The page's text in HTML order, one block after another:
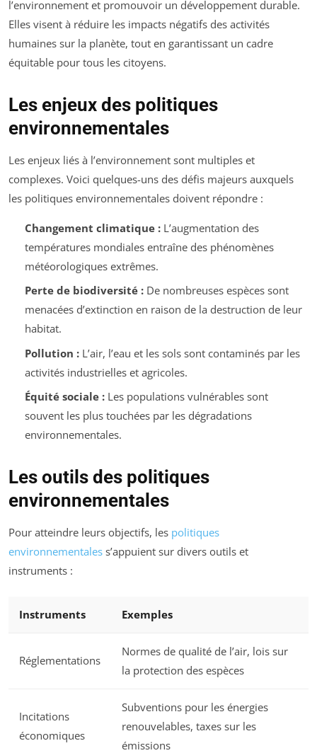
l’environnement et promouvoir un développement durable.
Elles visent à réduire les impacts négatifs des activités
humaines sur la planète, tout en garantissant un cadre
équitable pour tous les citoyens.
Les enjeux des politiques
environnementales
Les enjeux liés à l’environnement sont multiples et
complexes. Voici quelques-uns des défis majeurs auxquels
les politiques environnementales doivent répondre :
Changement climatique :L’augmentation des
températures mondiales entraîne des phénomènes
météorologiques extrêmes.
Perte de biodiversité :De nombreuses espèces sont
menacées d’extinction en raison de la destruction de leur
habitat.
Pollution :L’air, l’eau et les sols sont contaminés par les
activités industrielles et agricoles.
Équité sociale :Les populations vulnérables sont
souvent les plus touchées par les dégradations
environnementales.
Les outils des politiques
environnementales
Pour atteindre leurs objectifs, les politiques
environnementales s’appuient sur divers outils et
instruments :
Instruments Exemples
Réglementations
Normes de qualité de l’air, lois sur
la protection des espèces
Incitations
économiques
Subventions pour les énergies
renouvelables, taxes sur les
émissions